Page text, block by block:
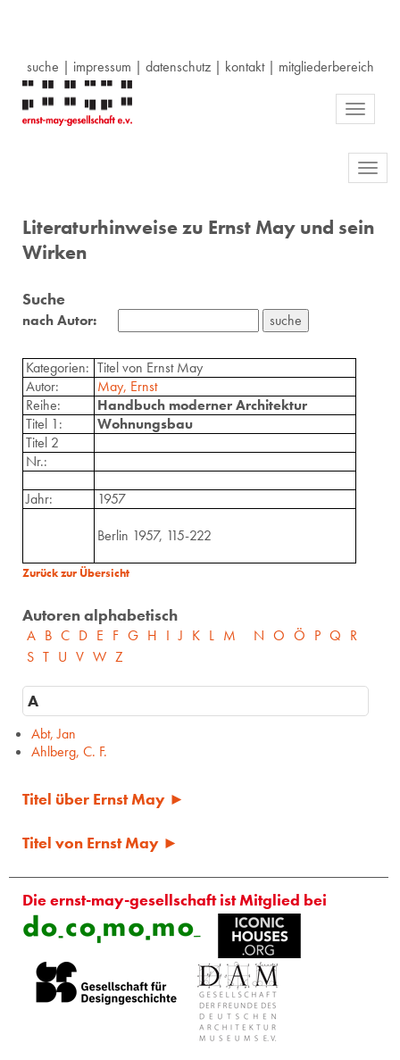
suche | impressum | datenschutz| kontakt| mitgliederbereich
Toggle
Literaturhinweise zu Ernst May und sein
Wirken
Suche
nach Autor:
Kategorien: Titel von Ernst May
Autor:
May, Ernst
Reihe:
Handbuch moderner Architektur
Titel 1:
Wohnungsbau
Titel 2
Nr.:
Jahr:
1957
Berlin 1957, 115-222
Zurück zur Übersicht
Autoren alphabetisch
A B C D E F G H I J K L M N O Ö P Q R
S T U V W Z
A
Abt, Jan
Ahlberg, C. F.
Titel über Ernst May ►
Titel von Ernst May ►
Die ernst-may-gesellschaft ist Mitglied bei